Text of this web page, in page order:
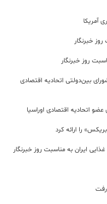
آمریکا
خبرنگار
روز خبرنگار
بین‌دولتی اتحادیه اقتصادی
عضو اتحادیه اقتصادی اوراسیا
را ارائه کرد
ایران به مناسبت روز خبرنگار
رفت